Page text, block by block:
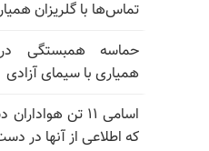
تماس‌ها با گلریزان
حماسه همبستگی
همیاری با سیمای آزادی
اسامی ۱۱ تن
که اطلاعی از آنها در